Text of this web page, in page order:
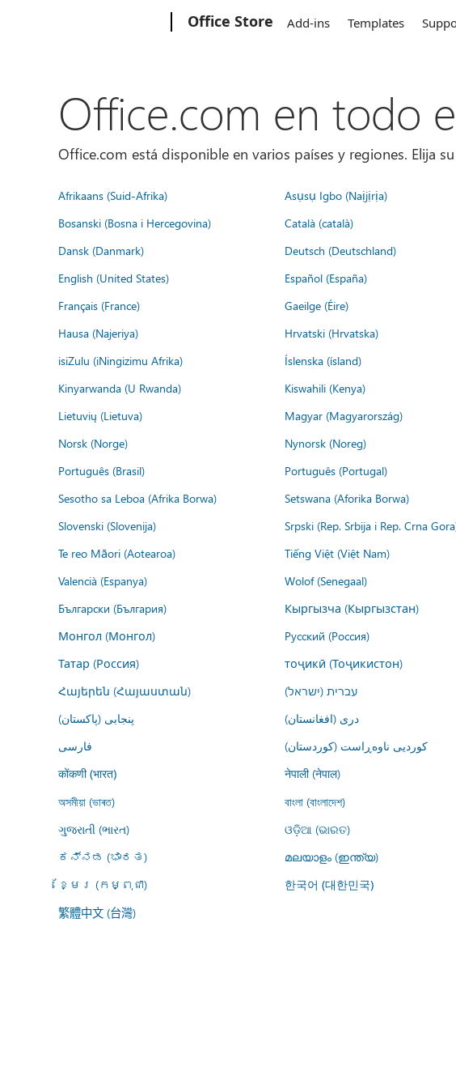
Office Store Add-ins Templates
Office.com en todo
Office.com está disponible en varios países y regiones. Elija
Afrikaans (Suid-Afrika) Asụsụ Igbo (Naịjịrịa)
Bosanski (Bosna i Hercegovina)
Català (català)
Dansk (Danmark)
Deutsch (Deutschland)
English (United States)
Español (España)
Français (France)
Gaeilge (Éire)
Hausa (Najeriya)
Hrvatski (Hrvatska)
isiZulu (iNingizimu Afrika)
Íslenska (ísland)
Kinyarwanda (U Rwanda)
Kiswahili (Kenya)
Lietuvių (Lietuva)
Magyar (Magyarország)
Norsk (Norge)
Nynorsk (Noreg)
Português (Brasil)
Português (Portugal)
Sesotho sa Leboa (Afrika Borwa)
Setswana (Aforika Borwa)
Slovenski (Slovenija)
Srpski (Rep. Srbija i Rep. Crna
Te reo Māori (Aotearoa)
Tiếng Việt (Việt Nam)
Valencià (Espanya)
Wolof (Senegaal)
Български (България)
Кыргызча (Кыргызстан)
Монгол (Монгол)
Русский (Россия)
Татар (Россия)
тоҷикӣ (Тоҷикистон)
Հայերեն (Հայաստան)
עברית (ישראל)
پنجابی (پاکستان)
درى (افغانستان)
فارسى
کوردیی ناوەڕاست (کوردستان)
कोंकणी (भारत) नेपाली (नेपाल)
অসমীয়া (ভাৰত) বাংলা (বাংলাদেশ)
ગુજરાતી (ભારત)
ଓଡ଼ିଆ (ଭାରତ)
ಕನ್ನಡ (ಭಾರತ)
മലയാളം (ഇന്ത്യ)
ខ្មែរ (កម្ពុជា)
한국어 (대한민국)
繁體中文 (台灣)